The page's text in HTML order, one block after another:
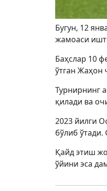
Бугун, 12
жамоаси
Баҳслар 10
ўтган Жаҳон
Турнирнинг
қилади ва
2023 йилги
бўлиб ўтади.
Қайд этиш
ўйини эса